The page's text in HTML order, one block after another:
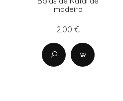
madeira
2,00 €